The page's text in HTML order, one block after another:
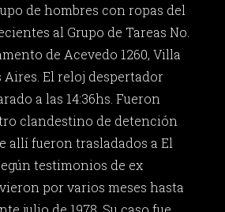
de hombres con ropas del
al Grupo de Tareas No.
de Acevedo 1260, Villa
Aires. El reloj despertador
a las 14:36hs. Fueron
clandestino de detención
allí fueron trasladados a El
testimonios de ex
por varios meses hasta